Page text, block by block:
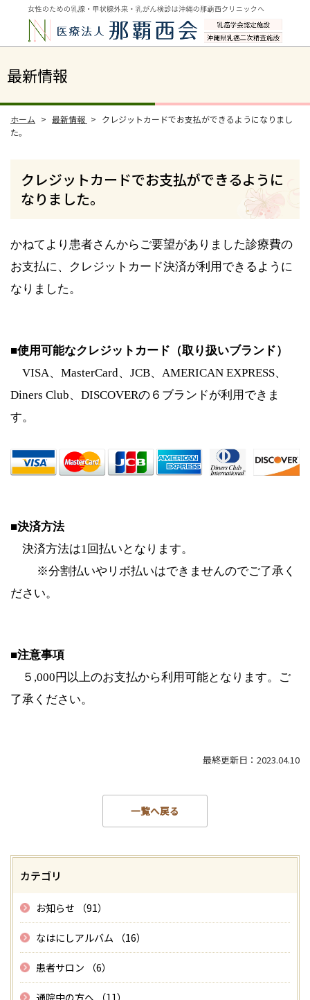
最新情報
ホーム 最新情報
クレジットカードでお支払ができるようになりまし
た。
クレジットカードでお支払ができるように
なりました。
かねてより患者さんからご要望がありました診療費の
お支払に、
クレジットカード決済が利用できるように
なりました。
■使用可能なクレジットカード（取り扱いブランド）
VISA、MasterCard、JCB、AMERICAN EXPRESS、
Diners Club、DISCOVERの６ブランドが利用できま
す。
■決済方法
決済方法は1回払いとなります。
※分割払いやリボ払いはできませんのでご了承く
ださい。
■注意事項
５,000円以上のお支払から利用可能となります。ご
了承ください。
最終更新日：2023.04.10
一覧へ戻る
カテゴリ
お知らせ （91）
なはにしアルバム （16）
患者サロン （6）
通院中の方へ （11）